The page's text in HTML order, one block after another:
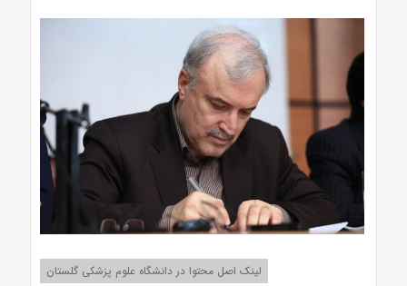
لینک اصل محتوا در دانشگاه علوم پزشکی گلستان